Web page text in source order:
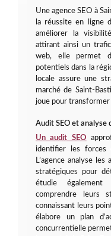
Une agence SEO à
la réussite en ligne
améliorer la
attirant ainsi un
web, elle permet
potentiels dans la
locale assure une
marché de Saint-
joue pour
Audit SEO et analyse
Un audit SEO
identifier les
L’agence analyse
stratégiques pour
étudie
comprendre leurs
connaissant leurs
élabore un plan
concurrentielle